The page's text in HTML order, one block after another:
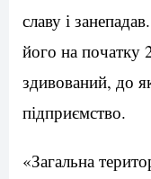
славу і
його на
здивований, до
підприємство.
«Загальна